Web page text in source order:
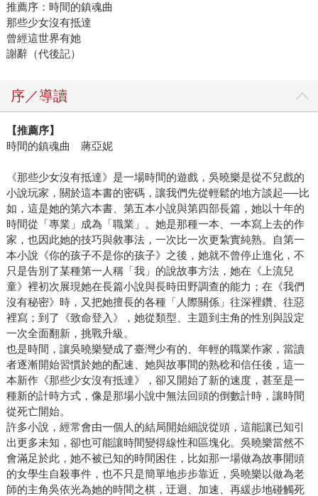
推薦序：時間的鎮魂曲
那些少女沒有抵達
曾經這世界有她
謝辭（代後記）
序／導讀
【推薦序】
時間的鎮魂曲 蔣亞妮
《那些少女沒有抵達》是一場時間的遊戲，吳曉樂是從不兒戲的
小說玩家，關於這本書的密碼，讓我們先從輕鬆的地方談起──比
如，這是她的第六本書、第五本小說與第四部長篇，她以十年的
時間從「專業」成為「職業」。她是那種一本、一本寫上去的作
家，也因此她的技巧與敘事法，一次比一次更紮實純熟。自第一
本小說《你的孩子不是你的孩子》之後，她就不曾停止進化，不
只是告別了某種第一人稱「我」的說故事方法，她在《上流兒
童》裡初次展現她在長篇小說與長時田野調查的能力；在《我們
沒有秘密》時，又把她擅長的各種「人際關係」往深裡鑽、往惡
裡寫；到了《致命登入》，她從類型、主題到主角的性別與設定
一次全面翻新，挑戰升級。
也是時間，讓吳曉樂變成了臺灣少有的、年輕的職業作家，當讀
者逐漸開始習慣於她的配速、她與故事間的熟稔和信任後，這一
本新作《那些少女沒有抵達》，卻又開始了新的速度，甚至是一
種新的計時方式，像是那場小說中無法回頭的倒數計時，讓時間
從死亡開始。
許多小說，經常會由一個人的結局開始細說從頭，這能讓已知引
出更多未知，卻也可能讓時間變得線性和區塊化。吳曉樂當然不
會滿足於此，她不被已知的時間困住，比如那一場做為故事開頭
的女學生自殺事件，也不只是簡單地步步靠近，吳曉樂以做為老
師的主角吳依光為她的時間之棋，迂迴、加速、再緩步地碰觸死